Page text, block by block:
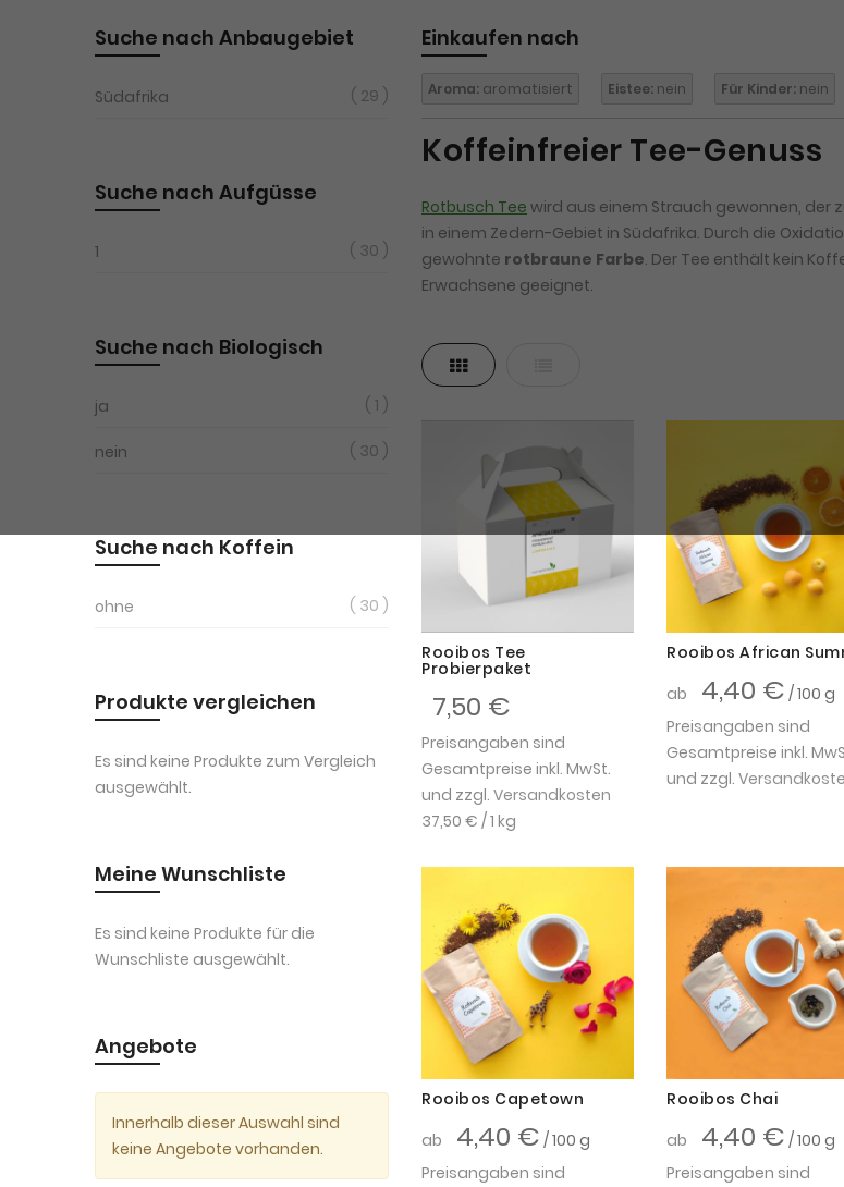
Einkaufen nach
Aroma: aromatisiert Eistee: nein Für Kinder: nein
Koffeinfreier Tee-Genuss
Rotbusch Tee wird aus einem Strauch gewonnen, der
in einem Zedern-Gebiet in Südafrika. Durch die
gewohnte rotbraune Farbe. Der Tee enthält kein
Erwachsene geeignet.
Raster
Rooibos Tee
Probierpaket
7,50 €
Preisangaben sind
Gesamtpreise inkl. MwSt.
und zzgl. Versandkosten
37,50 € / 1 kg
Rooibos African
ab
4,40 € / 100 g
Preisangaben sind
Gesamtpreise inkl.
und zzgl.
Rooibos Capetown
ab
4,40 € / 100 g
Preisangaben sind
Rooibos Chai
ab
4,40 € / 100 g
Preisangaben sind
Suche nach Anbaugebiet
Südafrika 29
Suche nach Aufgüsse
1 30
Suche nach Biologisch
ja 1
nein 30
Suche nach Koffein
ohne 30
Produkte vergleichen
Es sind keine Produkte zum Vergleich
ausgewählt.
Meine Wunschliste
Es sind keine Produkte für die
Wunschliste ausgewählt.
Angebote
Innerhalb dieser Auswahl sind
keine Angebote vorhanden.